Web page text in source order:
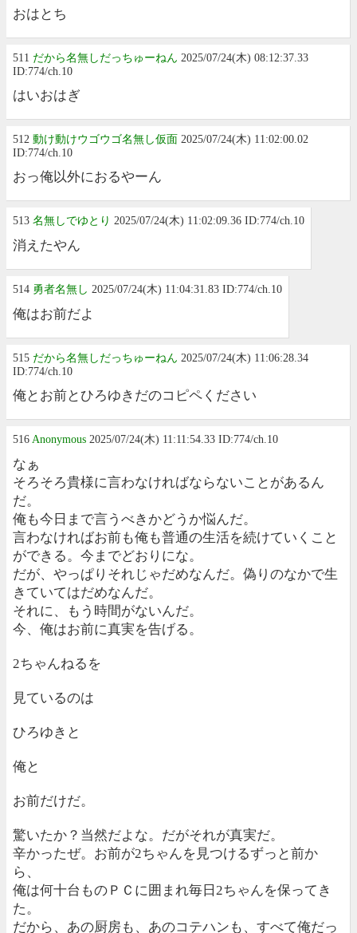
おはとち
511 だから名無しだっちゅーねん 2025/07/24(木) 08:12:37.33
ID:774/ch.10
はいおはぎ
512 動け動けウゴウゴ名無し仮面 2025/07/24(木) 11:02:00.02
ID:774/ch.10
おっ俺以外におるやーん
513 名無しでゆとり 2025/07/24(木) 11:02:09.36 ID:774/ch.10
消えたやん
514 勇者名無し 2025/07/24(木) 11:04:31.83 ID:774/ch.10
俺はお前だよ
515 だから名無しだっちゅーねん 2025/07/24(木) 11:06:28.34
ID:774/ch.10
俺とお前とひろゆきだのコピペください
516 Anonymous 2025/07/24(木) 11:11:54.33 ID:774/ch.10
なぁ
そろそろ貴様に言わなければならないことがあるん
だ。
俺も今日まで言うべきかどうか悩んだ。
言わなければお前も俺も普通の生活を続けていくこと
ができる。今までどおりにな。
だが、やっぱりそれじゃだめなんだ。偽りのなかで生
きていてはだめなんだ。
それに、もう時間がないんだ。
今、俺はお前に真実を告げる。
2ちゃんねるを
見ているのは
ひろゆきと
俺と
お前だけだ。
驚いたか？当然だよな。だがそれが真実だ。
辛かったぜ。お前が2ちゃんを見つけるずっと前か
ら、
俺は何十台ものＰＣに囲まれ毎日2ちゃんを保ってき
た。
だから、あの厨房も、あのコテハンも、すべて俺だっ